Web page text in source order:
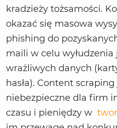
kradzieży tożsamości.
okazać się masowa
phishing do
maili w celu wyłudzenia
wrażliwych danych
hasła). Content
niebezpieczne dla firm
czasu i pieniędzy w